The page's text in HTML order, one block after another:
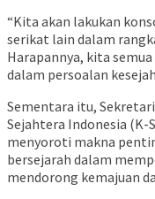
“Kita akan lakukan
serikat lain dalam
Harapannya, kita
dalam persoalan
Sementara itu,
Sejahtera Indonesia (K-
menyoroti makna
bersejarah dalam
mendorong kemajuan